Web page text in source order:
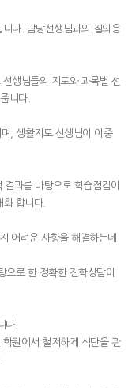
니다. 담당선생님과의 질의응
생님들의 지도와 과목별 선
니다.
, 생활지도 선생님이 이중
과를 바탕으로 학습점검이
합니다.
어려운 사항을 해결하는데
으로 한 정확한 진학상담이
다.
원에서 철저하게 식단을 관